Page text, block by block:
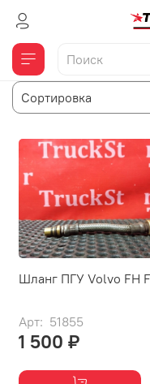
Шланг ПГУ Volvo FH
Арт: 51855
1 500 ₽